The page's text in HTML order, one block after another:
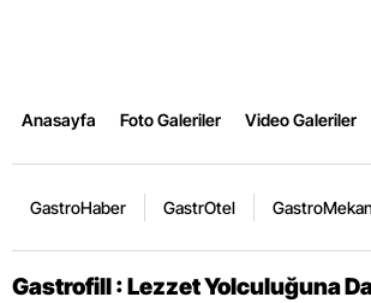
Anasayfa Foto Galeriler Video Galeriler
GastroHaber GastrOtel GastroMekan
Gastrofill : Lezzet Yolculuğuna